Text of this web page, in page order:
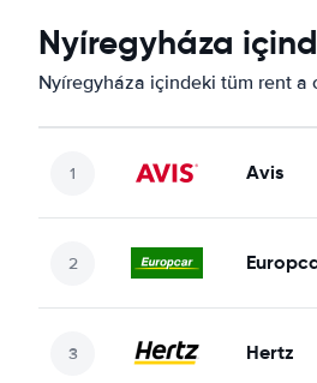
Nyíregyháza
Nyíregyháza içindeki tüm rent a
Avis
Hertz